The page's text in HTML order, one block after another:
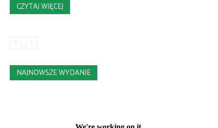
CZYTAJ WIĘCEJ
NAJNOWSZE WYDANIE